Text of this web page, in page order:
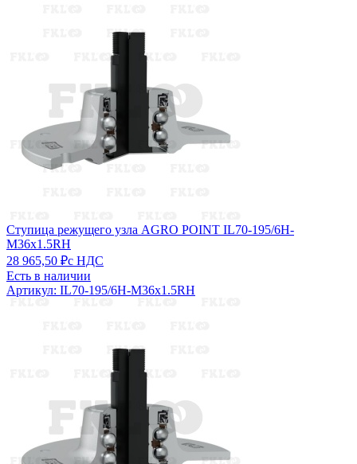
Ступица режущего узла AGRO POINT IL70-195/6H-
M36x1.5RH
28 965,50 ₽с НДС
Есть в наличии
Артикул: IL70-195/6H-M36x1.5RH